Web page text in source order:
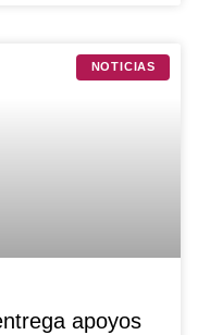
NOTICIAS
apoyos